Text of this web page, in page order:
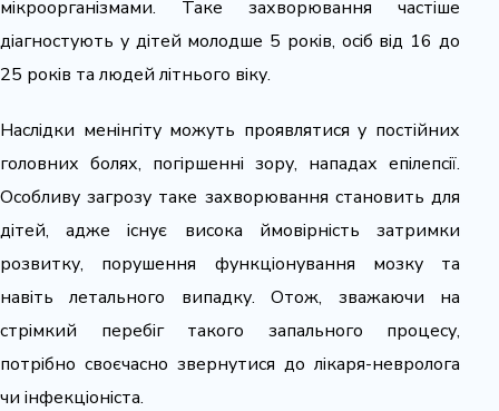
мікроорганізмами. Таке захворювання частіше
діагностують у дітей молодше 5 років, осіб від 16 до
25 років та людей літнього віку.
Наслідки менінгіту можуть проявлятися у постійних
головних болях, погіршенні зору, нападах епілепсії.
Особливу загрозу таке захворювання становить для
дітей, адже існує висока ймовірність затримки
розвитку, порушення функціонування мозку та
навіть летального випадку. Отож, зважаючи на
стрімкий перебіг такого запального процесу,
потрібно своєчасно звернутися до лікаря-невролога
чи інфекціоніста.